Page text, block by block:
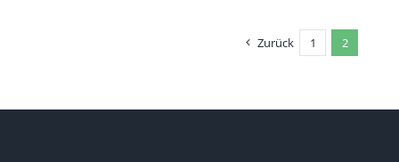
Zurück 1 2